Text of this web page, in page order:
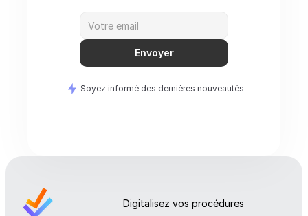
Envoyer
Soyez informé des dernières nouveautés
Digitalisez vos procédures